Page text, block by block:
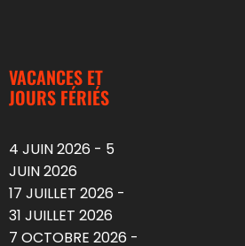
VACANCES ET
JOURS FÉRIÉS
4 JUIN 2026 - 5
JUIN 2026
17 JUILLET 2026 -
31 JUILLET 2026
7 OCTOBRE 2026 -